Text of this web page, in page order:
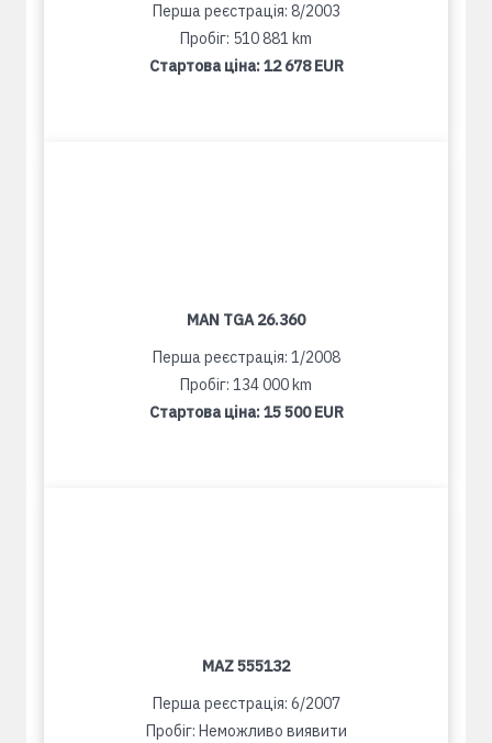
Перша реєстрація: 8/2003
Пробіг: 510 881 km
Стартова ціна:12 678 EUR
MAN TGA 26.360
Перша реєстрація: 1/2008
Пробіг: 134 000 km
Стартова ціна:15 500 EUR
MAZ 555132
Перша реєстрація: 6/2007
Пробіг: Неможливо виявити